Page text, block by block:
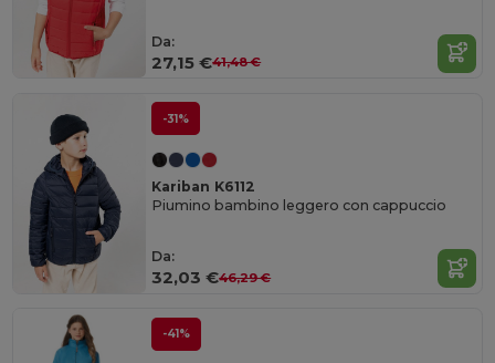
Da:
27,15 €41,48 €
-31%
Kariban K6112
Piumino bambino leggero con cappuccio
Da:
32,03 €46,29 €
-41%